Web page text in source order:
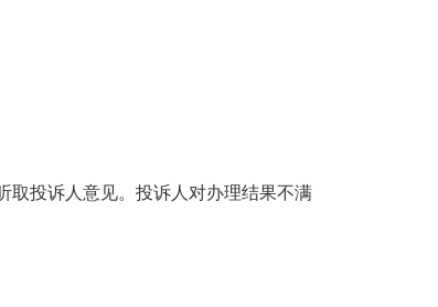
投诉人意见。投诉人对办理结果不满